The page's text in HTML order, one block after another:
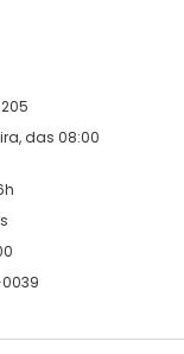
das 08:00